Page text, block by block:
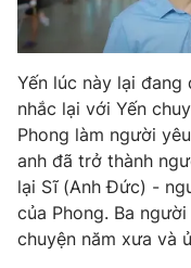
Yến lúc này lại đang
nhắc lại với Yến
Phong làm người
anh đã trở thành
lại Sĩ (Anh Đức) -
của Phong. Ba
chuyện năm xưa và